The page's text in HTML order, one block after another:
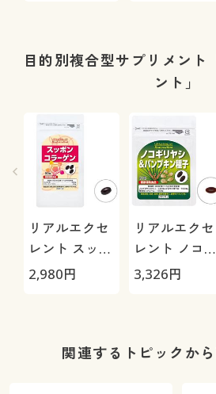
目的別複合型サプリメント
ント」
リアルエクセ
レント スッポ
ンコラーゲン
2,980円
リアルエクセ
レント ノコギ
リヤシ&パン
3,326円
関連するトピックか